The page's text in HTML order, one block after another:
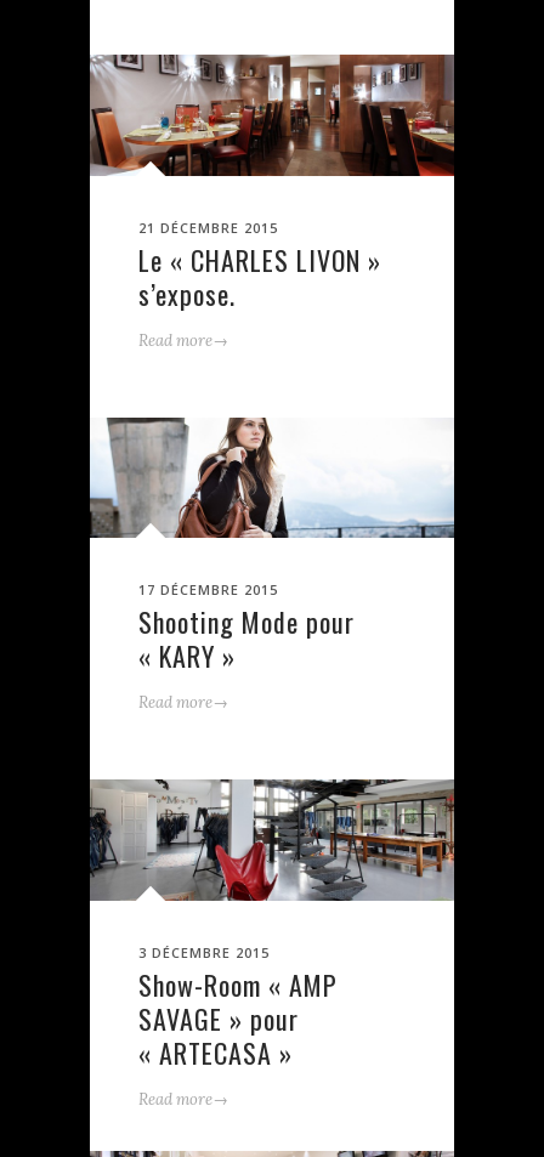
21 DÉCEMBRE 2015
Le « CHARLES LIVON »
s’expose.
Read more→
17 DÉCEMBRE 2015
Shooting Mode pour
« KARY »
Read more→
3 DÉCEMBRE 2015
Show-Room « AMP
SAVAGE » pour
« ARTECASA »
Read more→